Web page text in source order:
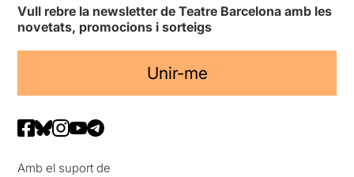
Vull rebre la newsletter de Teatre Barcelona amb les
novetats, promocions i sorteigs
Unir-me
Amb el suport de